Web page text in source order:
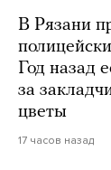
В Рязани
Год назад
за
цветы
17 часов назад